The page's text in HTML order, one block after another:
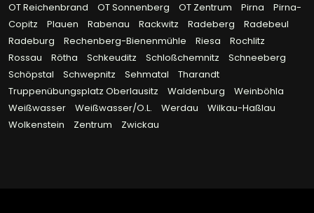
OT Reichenbrand
OT Sonnenberg OT Zentrum Pirna
Pirna-
Copitz
Plauen Rabenau Rackwitz Radeberg
Radebeul
Radeburg
Rechenberg-Bienenmühle Riesa
Rochlitz
Rossau
Rötha Schkeuditz Schloßchemnitz
Schneeberg
Schöpstal
Schwepnitz Sehmatal
Tharandt
Truppenübungsplatz Oberlausitz
Waldenburg
Weinböhla
Weißwasser
Weißwasser/O.L. Werdau
Wilkau-Haßlau
Wolkenstein
Zentrum Zwickau